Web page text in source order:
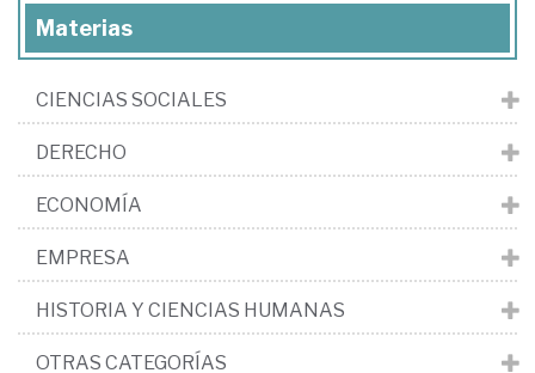
Materias
CIENCIAS SOCIALES
DERECHO
ECONOMÍA
EMPRESA
HISTORIA Y CIENCIAS HUMANAS
OTRAS CATEGORÍAS